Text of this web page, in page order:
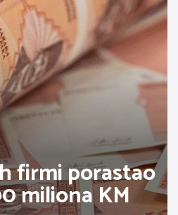
firmi porastao
miliona KM